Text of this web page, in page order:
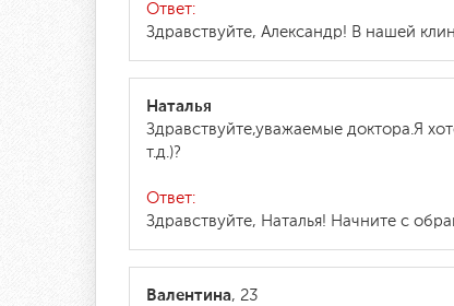
Ответ:
Здравствуйте, Александр! В нашей
Наталья
Здравствуйте,уважаемые доктора.Я
т.д.)?
Ответ:
Здравствуйте, Наталья! Начните с
Валентина, 23